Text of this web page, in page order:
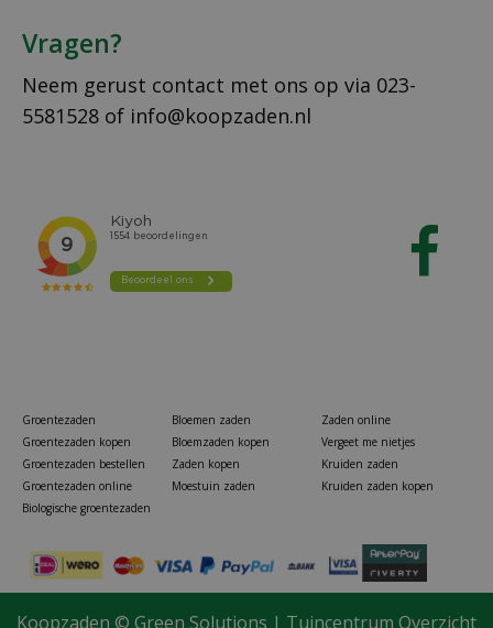
Vragen?
Neem gerust contact met ons op via 023-
5581528 of info@koopzaden.nl
Groentezaden
Groentezaden kopen
Groentezaden bestellen
Groentezaden online
Biologische groentezaden
Bloemen zaden
Bloemzaden kopen
Zaden kopen
Moestuin zaden
Zaden online
Vergeet me nietjes
Kruiden zaden
Kruiden zaden kopen
Koopzaden © Green Solutions | Tuincentrum Overzicht